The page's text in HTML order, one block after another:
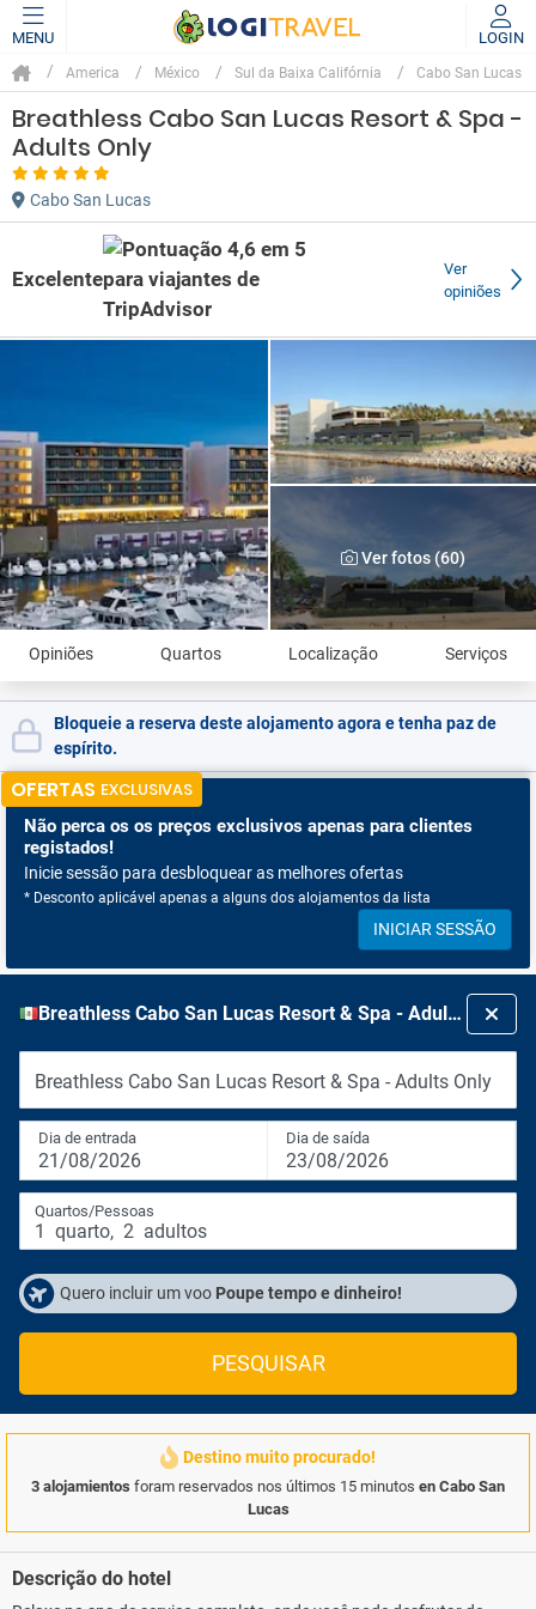
MENU LOGIN
America México Sul da Baixa Califórnia Cabo San Lucas
Breathless Cabo San Lucas Resort & Spa -
Adults Only
Cabo San Lucas
Excelente
Ver
opiniões
Ver fotos (60)
Opiniões Quartos Localização Serviços
Bloqueie a reserva deste alojamento agora e tenha paz de
espírito.
OFERTAS EXCLUSIVAS
Não perca os os preços exclusivos apenas para clientes
registados!
Inicie sessão para desbloquear as melhores ofertas
* Desconto aplicável apenas a alguns dos alojamentos da lista
INICIAR SESSÃO
Breathless Cabo San Lucas Resort & Spa - Adults Only
Breathless Cabo San Lucas Resort & Spa - Adults Only
Dia de entrada
21/08/2026
Dia de saída
23/08/2026
Quartos/Pessoas
1 quarto, 2 adultos
Quero incluir um voo Poupe tempo e dinheiro!
PESQUISAR
Destino muito procurado!
3 alojamientos foram reservados nos últimos 15 minutos en Cabo San
Lucas
Descrição do hotel